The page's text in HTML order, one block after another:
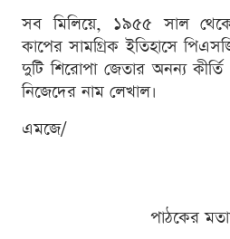
সব মিলিয়ে, ১৯৫৫ সাল
কাপের সামগ্রিক ইতিহাসে
দুটি শিরোপা জেতার অনন্য
নিজেদের নাম লেখাল।
এমজে/
পাঠকের